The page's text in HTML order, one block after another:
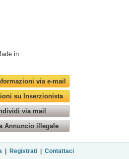
in
via e-mail
su Inserzionista
via mail
Annuncio illegale
Registrati| Contattaci